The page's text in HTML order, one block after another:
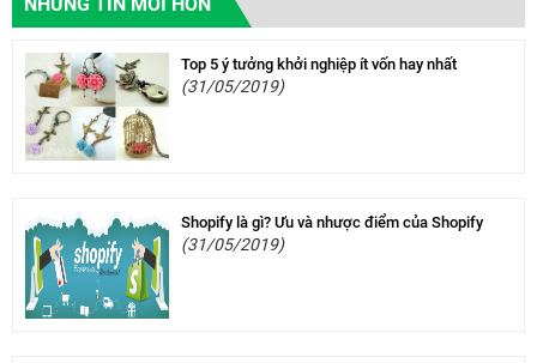
Top 5 ý tưởng khởi nghiệp ít vốn hay nhất
(31/05/2019)
Shopify là gì? Ưu và nhược điểm của Shopify
(31/05/2019)